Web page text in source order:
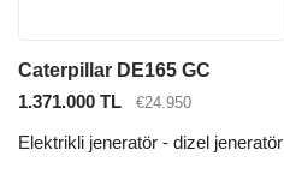
Caterpillar DE165 GC
1.371.000 TL
€24.950
Elektrikli jeneratör - dizel jeneratör